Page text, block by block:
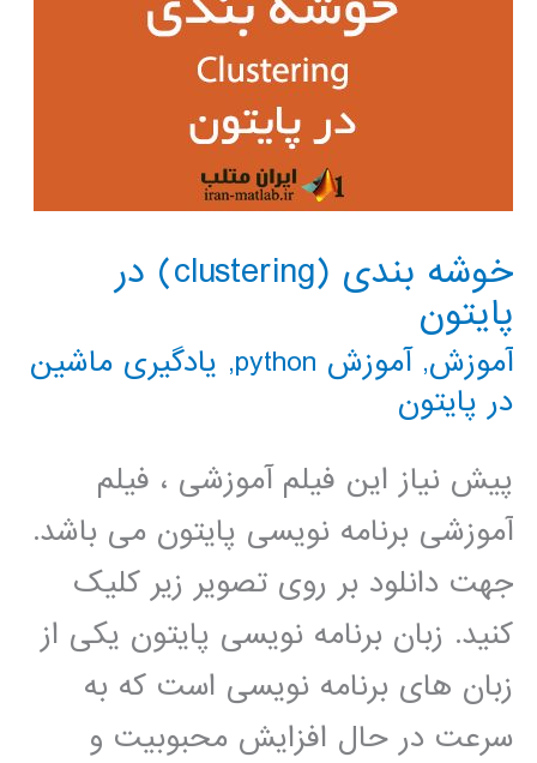
خوشه بندی (clustering) در
پایتون
آموزش,آموزش python , یادگیری ماشین
در پایتون
پیش نیاز این فیلم آموزشی ، فیلم
آموزشی برنامه نویسی پایتون می باشد.
جهت دانلود بر روی تصویر زیر کلیک
کنید. زبان برنامه نویسی پایتون یکی از
زبان های برنامه نویسی است که به
سرعت در حال افزایش محبوبیت و